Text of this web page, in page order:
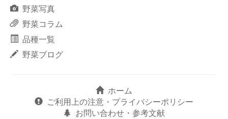
野菜写真
野菜コラム
品種一覧
野菜ブログ
ホーム
ご利用上の注意・プライバシーポリシー
お問い合わせ・参考文献